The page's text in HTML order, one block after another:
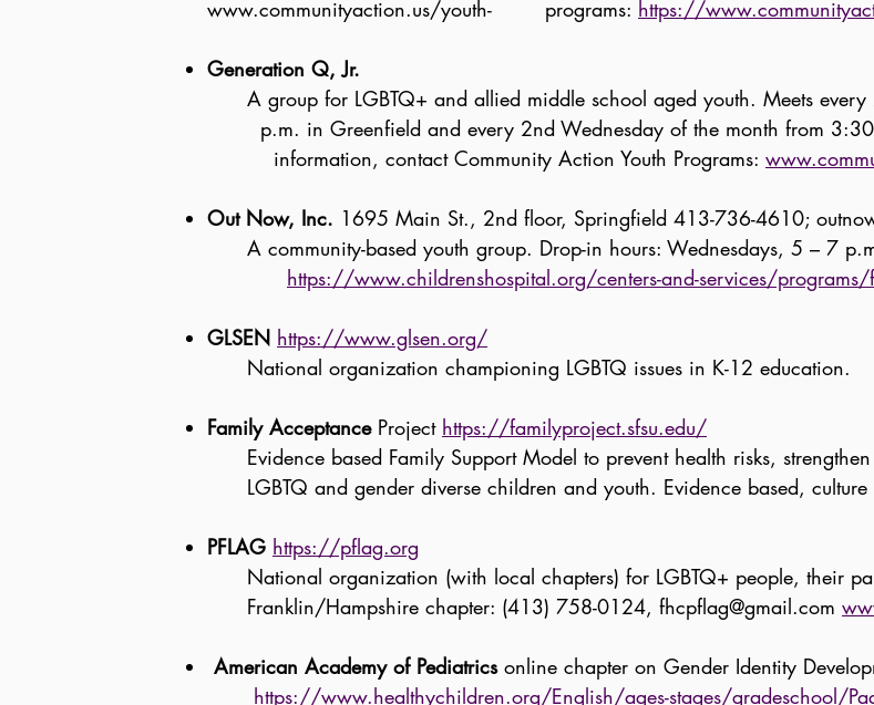
www.communityaction.us/youth-
programs: https://
Generation Q, Jr.
A group for LGBTQ+ and allied middle school aged youth. Meets every
p.m. in Greenfield and every 2nd Wednesday of the month from
information, contact Community Action Youth Programs:
Out Now, Inc. 1695 Main St., 2nd floor, Springfield 413-736-4610;
A community-based youth group. Drop-in
https://www.childrenshospital.org/centers-and-services/programs/
GLSEN https://www.glsen.org/
National organization championing LGBTQ issues in K-12 education.
Family AcceptanceProject https://familyproject.sfsu.edu/
Evidence based Family Support Model to prevent health risks,
LGBTQ and gender diverse children and youth. Evidence based, culture
PFLAG https://pflag.org
National organization (with local chapters) for LGBTQ+ people, their
Franklin/Hampshire chapter: (413) 758-0124, fhcpflag@gmail.com
American Academy of Pediatricsonline chapter on Gender Identity
https://www.healthychildren.org/English/ages-stages/gradeschool/